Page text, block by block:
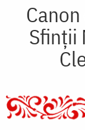
Sfinţii